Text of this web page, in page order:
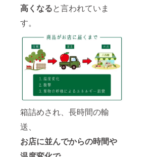
高くなると言われていま
す。
箱詰めされ、長時間の輸
送、
お店に並んでからの時間や